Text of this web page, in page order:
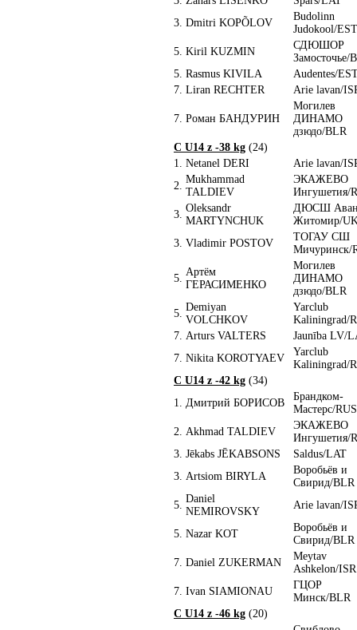
3. Dmitri KOPÕLOV
Budolinn
Judokool/EST
5. Kiril KUZMIN
СДЮШОР
Замосточье/
5. Rasmus KIVILA
Audentes/
7. Liran RECHTER Arie lavan/
7. Роман БАНДУРИН
Могилев
ДИНАМО
дзюдо/BLR
C U14 z -38 kg (24)
1. Netanel DERI
Arie lavan/
2.
Mukhammad
TALDIEV
ЭКАЖЕВО
Ингушетия/
3.
Oleksandr
MARTYNCHUK
ДЮСШ
Житомир/
3. Vladimir POSTOV
ТОГАУ СШ
Мичуринск/
5.
Артём
ГЕРАСИМЕНКО
Могилев
ДИНАМО
дзюдо/BLR
5.
Demiyan
VOLCHKOV
Yarclub
Kaliningrad/
7. Arturs VALTERS
Jaunība LV/
7. Nikita KOROTYAEV
Yarclub
Kaliningrad/
C U14 z -42 kg (34)
1. Дмитрий БОРИСОВ
Брандком-
Мастерс/RUS
2. Akhmad TALDIEV
ЭКАЖЕВО
Ингушетия/
3. Jēkabs JĒKABSONS
Saldus/LAT
3. Artsiom BIRYLA
Воробьёв и
Свирид/BLR
5.
Daniel
NEMIROVSKY
Arie lavan/
5. Nazar KOT
Воробьёв и
Свирид/BLR
7. Daniel ZUKERMAN
Meytav
Ashkelon/ISR
7. Ivan SIAMIONAU
ГЦОР
Минск/BLR
C U14 z -46 kg (20)